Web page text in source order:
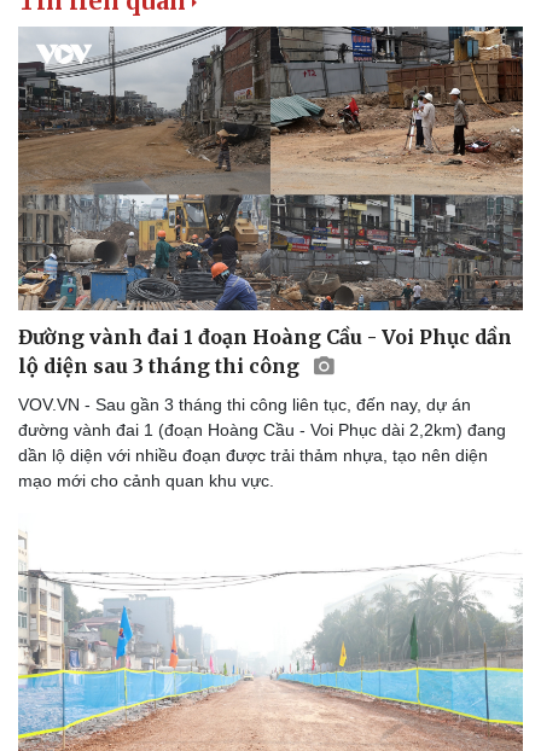
Thế giới thể thao
eSports
Hậu trường
Đường vành đai 1 đoạn Hoàng Cầu - Voi Phục dần
lộ diện sau 3 tháng thi công
VOV.VN - Sau gần 3 tháng thi công liên tục, đến nay, dự án
đường vành đai 1 (đoạn Hoàng Cầu - Voi Phục dài 2,2km) đang
dần lộ diện với nhiều đoạn được trải thảm nhựa, tạo nên diện
mạo mới cho cảnh quan khu vực.